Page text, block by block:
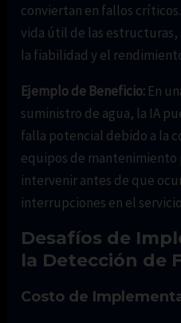
conviertan en fallos
vida útil de las
la fiabilidad y el
Ejemplo de Beneficio: En
suministro de agua, la IA
falla potencial debido a la
equipos de mantenimiento
intervenir antes de que
interrupciones en el
Desafíos de
la Detección de
Costo de